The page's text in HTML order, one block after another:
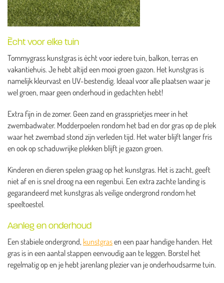
Ècht voor elke tuin
Tommygrass kunstgras is ècht voor iedere tuin, balkon, terras en
vakantiehuis. Je hebt altijd een mooi groen gazon. Het kunstgras is
namelijk kleurvast en UV-bestendig. Ideaal voor alle plaatsen waar je
wel groen, maar geen onderhoud in gedachten hebt!
Extra fijn in de zomer. Geen zand en grassprietjes meer in het
zwembadwater. Modderpoelen rondom het bad en dor gras op de plek
waar het zwembad stond zijn verleden tijd. Het water blijft langer fris
en ook op schaduwrijke plekken blijft je gazon groen.
Kinderen en dieren spelen graag op het kunstgras. Het is zacht, geeft
niet af en is snel droog na een regenbui. Een extra zachte landing is
gegarandeerd met kunstgras als veilige ondergrond rondom het
speeltoestel.
Aanleg en onderhoud
Een stabiele ondergrond, kunstgrasen een paar handige handen. Het
gras is in een aantal stappen eenvoudig aan te leggen. Borstel het
regelmatig op en je hebt jarenlang plezier van je onderhoudsarme tuin.